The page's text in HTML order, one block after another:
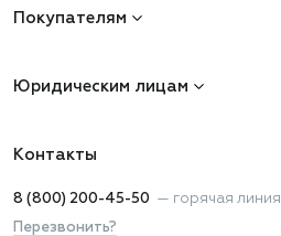
Покупателям
Юридическим лицам
Контакты
8 (800) 200-45-50 — горячая линия
Перезвонить?